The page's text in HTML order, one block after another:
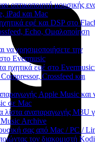
οπτικοποιητή μουσικής
iPad και Mac
εφέ και DSP στο
Echo, Ομαλοποίηση
να χρησιμοποιήσετε την
Evermusic
ηχητικά εφέ στο
Crossfeed και
Apple Music και
σε Mac
λίστα αναπαραγωγής M3U
Archive
σας από Mac / PC /
τον διακομιστή Kodi